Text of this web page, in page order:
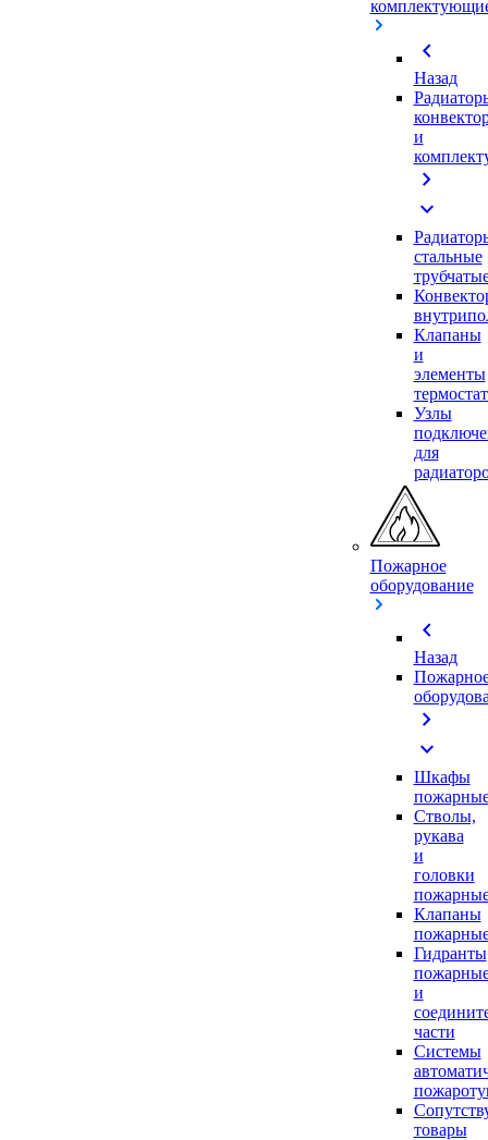
chevron_left
Назад
и
chevron_right
expand_more
стальные
Клапаны
и
элементы
Узлы
для
Пожарное
оборудование
chevron_left
Назад
chevron_right
expand_more
Шкафы
Стволы,
рукава
и
головки
Клапаны
Гидранты
и
части
Системы
товары